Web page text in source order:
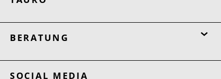
BERATUNG
SOCIAL MEDIA